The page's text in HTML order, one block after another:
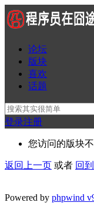
论坛
版块
喜欢
话题
登录注册
您访问的版块
返回上一页 或者 回
Powered by phpwind